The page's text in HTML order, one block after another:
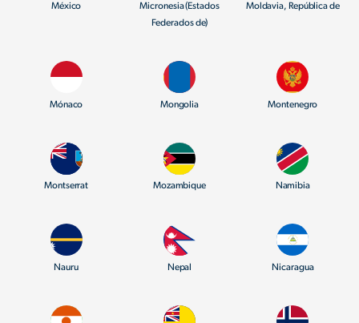
México
Micronesia (Estados
Federados de)
Moldavia, República de
Mónaco Mongolia Montenegro
Montserrat Mozambique Namibia
Nauru Nepal Nicaragua